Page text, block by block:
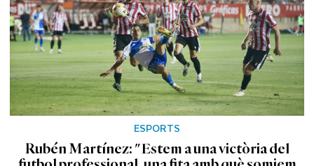
ESPORTS
Rubén Martínez: "Estem a una victòria del